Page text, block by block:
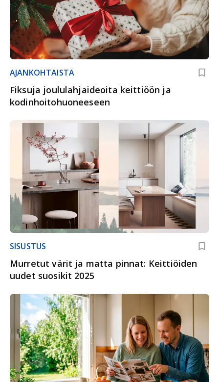
AJANKOHTAISTA
Fiksuja joululahjaideoita keittiöön ja
kodinhoitohuoneeseen
SISUSTUS
Murretut värit ja matta pinnat: Keittiöiden
uudet suosikit 2025